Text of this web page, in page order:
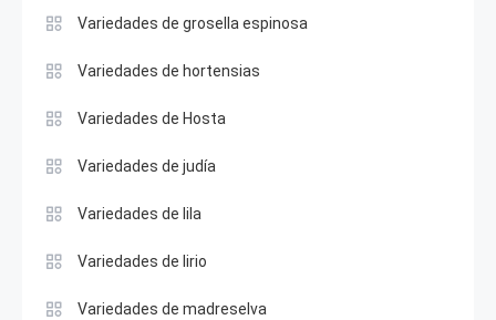
Variedades de grosella espinosa
Variedades de hortensias
Variedades de Hosta
Variedades de judía
Variedades de lila
Variedades de lirio
Variedades de madreselva